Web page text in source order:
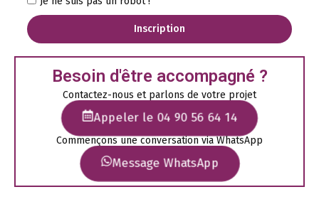
Inscription
Besoin d'être accompagné ?
Contactez-nous et parlons de votre projet
Appeler le 04 90 56 64 14
Commençons une conversation via WhatsApp
Message WhatsApp